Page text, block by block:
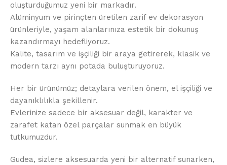
oluşturduğumuz yeni bir markadır.
Alüminyum ve pirinçten üretilen zarif ev dekorasyon
ürünleriyle, yaşam alanlarınıza estetik bir dokunuş
kazandırmayı hedefliyoruz.
Kalite, tasarım ve işçiliği bir araya getirerek, klasik ve
modern tarzı aynı potada buluşturuyoruz.
Her bir ürünümüz; detaylara verilen önem, el işçiliği ve
dayanıklılıkla şekillenir.
Evlerinize sadece bir aksesuar değil, karakter ve
zarafet katan özel parçalar sunmak en büyük
tutkumuzdur.
Gudea, sizlere aksesuarda yeni bir alternatif sunarken,